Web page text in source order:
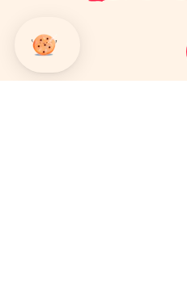
Mentions légales
Politique de confidentialité
Le blog